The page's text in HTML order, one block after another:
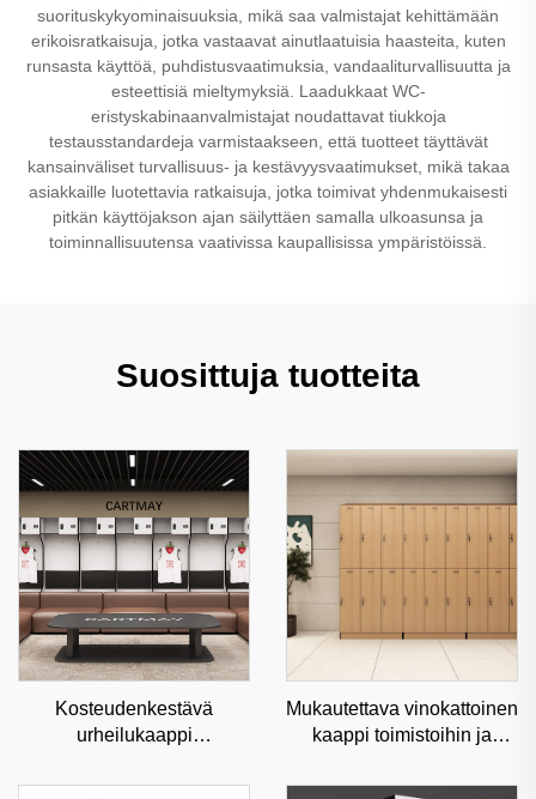
suorituskykyominaisuuksia, mikä saa valmistajat kehittämään
erikoisratkaisuja, jotka vastaavat ainutlaatuisia haasteita, kuten
runsasta käyttöä, puhdistusvaatimuksia, vandaaliturvallisuutta ja
esteettisiä mieltymyksiä. Laadukkaat WC-
eristyskabinaanvalmistajat noudattavat tiukkoja
testausstandardeja varmistaakseen, että tuotteet täyttävät
kansainväliset turvallisuus- ja kestävyysvaatimukset, mikä takaa
asiakkaille luotettavia ratkaisuja, jotka toimivat yhdenmukaisesti
pitkän käyttöjakson ajan säilyttäen samalla ulkoasunsa ja
toiminnallisuutensa vaativissa kaupallisissa ympäristöissä.
Suosittuja tuotteita
Kosteudenkestävä
urheilukaappi
urheilupaikkojen ja
Mukautettava vinokattoinen
kaappi toimistoihin ja
kosteudenkestävä